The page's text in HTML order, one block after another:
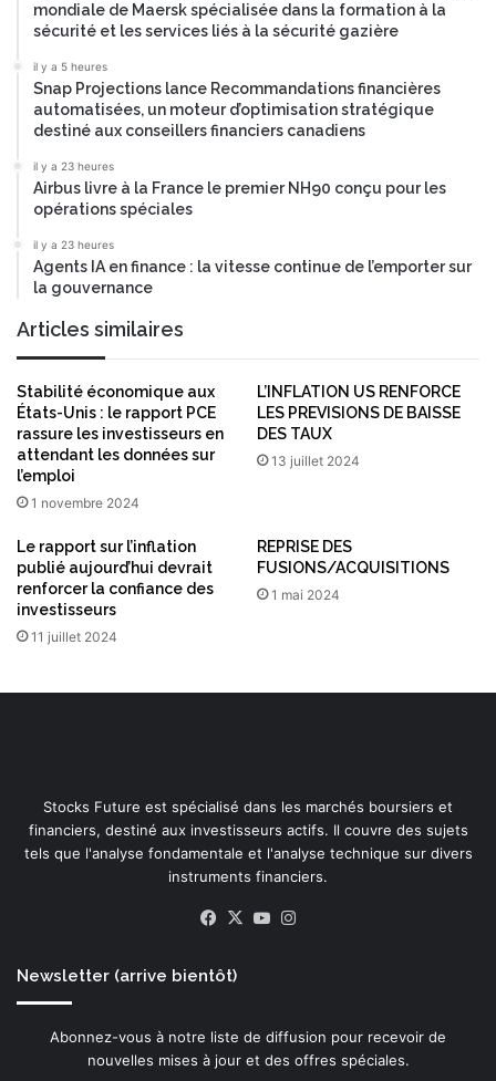
mondiale de Maersk spécialisée dans la formation à la
sécurité et les services liés à la sécurité gazière
il y a 5 heures
Snap Projections lance Recommandations financières
automatisées, un moteur d’optimisation stratégique
destiné aux conseillers financiers canadiens
il y a 23 heures
Airbus livre à la France le premier NH90 conçu pour les
opérations spéciales
il y a 23 heures
Agents IA en finance : la vitesse continue de l’emporter sur
la gouvernance
Articles similaires
Stabilité économique aux
États-Unis : le rapport PCE
rassure les investisseurs en
attendant les données sur
l’emploi
1 novembre 2024
L’INFLATION US RENFORCE
LES PREVISIONS DE BAISSE
DES TAUX
13 juillet 2024
Le rapport sur l’inflation
publié aujourd’hui devrait
renforcer la confiance des
investisseurs
11 juillet 2024
REPRISE DES
FUSIONS/ACQUISITIONS
1 mai 2024
Stocks Future est spécialisé dans les marchés boursiers et
financiers, destiné aux investisseurs actifs. Il couvre des sujets
tels que l'analyse fondamentale et l'analyse technique sur divers
instruments financiers.
Facebook
X YouTube
Newsletter (arrive bientôt)
Abonnez-vous à notre liste de diffusion pour recevoir de
nouvelles mises à jour et des offres spéciales.